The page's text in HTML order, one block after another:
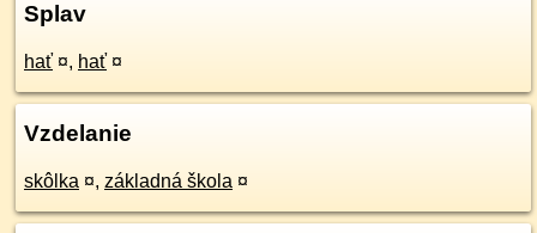
Splav
hať ¤, hať ¤
Vzdelanie
skôlka ¤, základná škola ¤